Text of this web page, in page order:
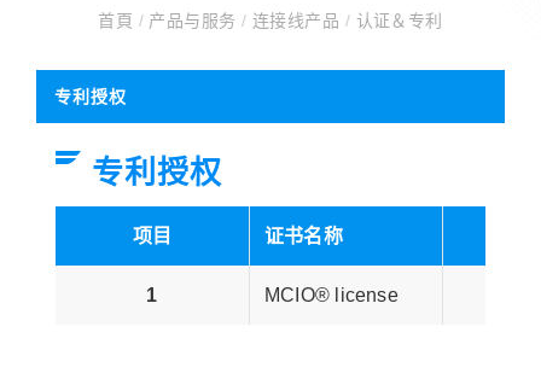
首頁 /产品与服务/ 连接线产品 / 认证＆专利
专利授权
专利授权
项目 证书名称
1 MCIO® license